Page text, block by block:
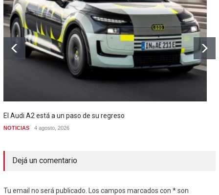
El Audi A2 está a un paso de su regreso
NOTICIAS 4 agosto, 2026
Dejá un comentario
Tu email no será publicado. Los campos marcados con * son